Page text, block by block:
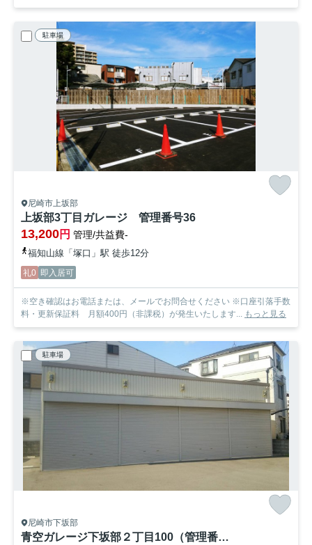
駐車場
尼崎市上坂部
上坂部3丁目ガレージ 管理番号36
13,200円 管理/共益費-
福知山線「塚口」駅 徒歩12分
礼0 即入居可
※空き確認はお電話または、メールでお問合せください ※口座引落手数
料・更新保証料 月額400円（非課税）が発生いたします... もっと見る
駐車場
尼崎市下坂部
青空ガレージ下坂部２丁目100（管理番号：41）